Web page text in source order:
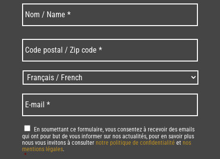
Nom * Nom
postal
/
Zip
code
* *
Langues
/
Language *
mail *
RGPD *
En soumettant ce formulaire, vous consentez à recevoir des emails
qui ont pour but de vous informer sur nos actualités, pour en savoir plus
nous vous invitons à consulter notre politique de confidentialité et nos
mentions légales.
*